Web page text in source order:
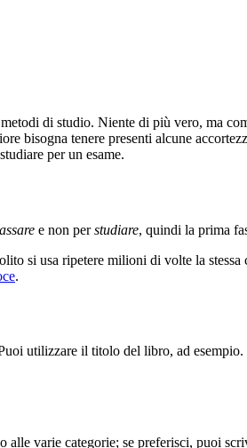
di studio. Niente di più vero, ma
bisogna tenere presenti alcune
per un esame.
e non perstudiare, quindi la prima
si usa ripetere milioni di volte la
.
utilizzare il titolo del libro, ad esempio.
alle varie categorie; se preferisci, puoi